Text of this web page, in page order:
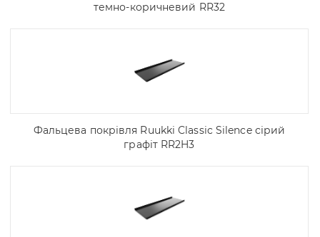
темно-коричневий RR32
Фальцева покрівля Ruukki Classic Silence сірий
графіт RR2H3